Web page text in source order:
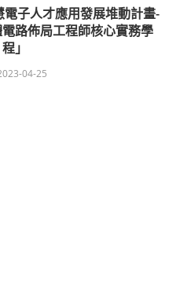
子人才應用發展堆動計畫-
路佈局工程師核心實務學
程」
04-25